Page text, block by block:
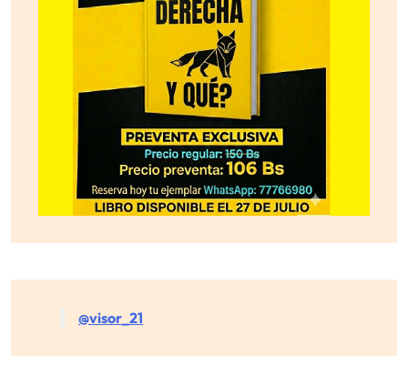
@visor_21